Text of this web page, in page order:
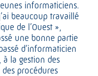
informaticiens.
beaucoup travaillé
de l’Ouest »,
une bonne partie
d’informaticien
à la gestion des
procédures